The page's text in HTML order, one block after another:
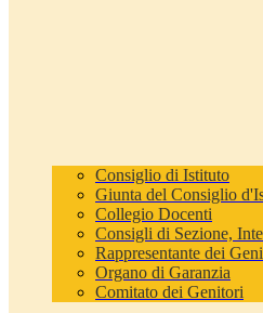
Consiglio di Istituto
Giunta del Consiglio
Collegio Docenti
Consigli di Sezione,
Rappresentante dei
Organo di Garanzia
Comitato dei Genitori